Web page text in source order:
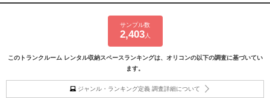
サンプル数
2,403人
このトランクルーム レンタル収納スペースランキングは、オリコンの以下の調査に基づいてい
ます。
ジャンル・ランキング定義 調査詳細について